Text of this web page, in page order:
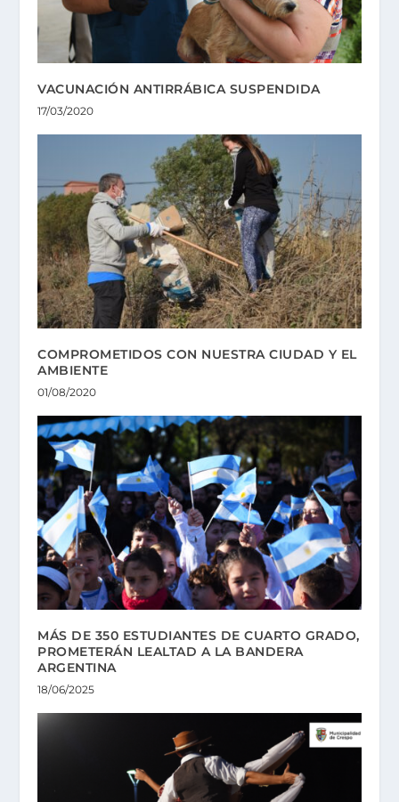
VACUNACIÓN ANTIRRÁBICA SUSPENDIDA
17/03/2020
COMPROMETIDOS CON NUESTRA CIUDAD Y EL
AMBIENTE
01/08/2020
MÁS DE 350 ESTUDIANTES DE CUARTO GRADO,
PROMETERÁN LEALTAD A LA BANDERA
ARGENTINA
18/06/2025